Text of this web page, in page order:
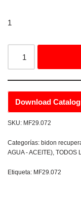
1
Download Catalog
SKU: MF29.072
Categorías: bidon
AGUA - ACEITE), TODOS
Etiqueta: MF29.072